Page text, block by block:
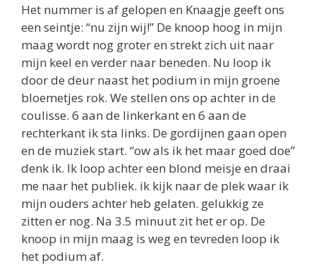
Het nummer is af gelopen en Knaagje geeft ons
een seintje: “nu zijn wij!” De knoop hoog in mijn
maag wordt nog groter en strekt zich uit naar
mijn keel en verder naar beneden. Nu loop ik
door de deur naast het podium in mijn groene
bloemetjes rok. We stellen ons op achter in de
coulisse. 6 aan de linkerkant en 6 aan de
rechterkant ik sta links. De gordijnen gaan open
en de muziek start. “ow als ik het maar goed doe”
denk ik. Ik loop achter een blond meisje en draai
me naar het publiek. ik kijk naar de plek waar ik
mijn ouders achter heb gelaten. gelukkig ze
zitten er nog. Na 3.5 minuut zit het er op. De
knoop in mijn maag is weg en tevreden loop ik
het podium af.